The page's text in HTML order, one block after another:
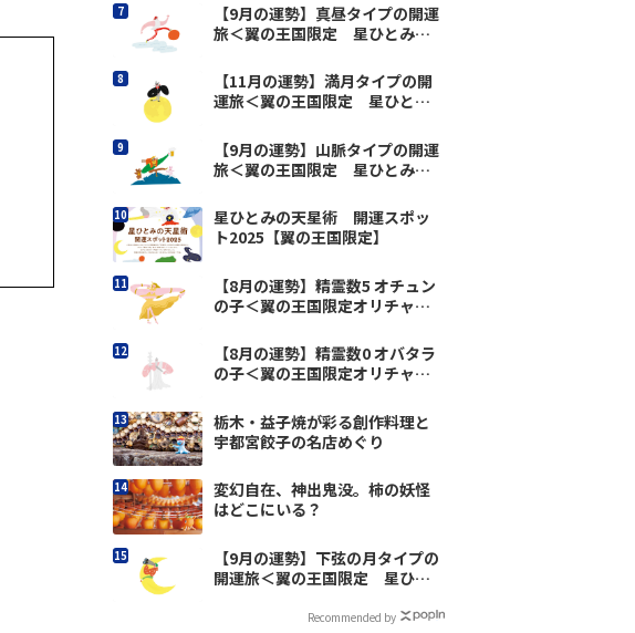
【9月の運勢】真昼タイプの開運
旅＜翼の王国限定 星ひとみの
【11月の運勢】満月タイプの開
運旅＜翼の王国限定 星ひとみ
【9月の運勢】山脈タイプの開運
旅＜翼の王国限定 星ひとみの
星ひとみの天星術 開運スポッ
ト2025【翼の王国限定】
【8月の運勢】精霊数5 オチュン
の子＜翼の王国限定オリチャ占
【8月の運勢】精霊数0 オバタラ
の子＜翼の王国限定オリチャ占
栃木・益子焼が彩る創作料理と
宇都宮餃子の名店めぐり
変幻自在、神出鬼没。柿の妖怪
はどこにいる？
【9月の運勢】下弦の月タイプの
開運旅＜翼の王国限定 星ひと
Recommended by